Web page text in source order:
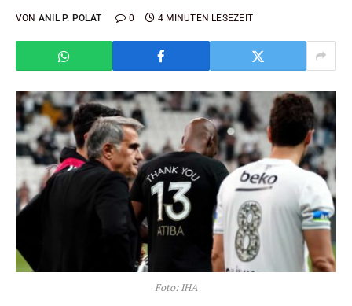
VON ANIL P. POLAT 0 4 MINUTEN LESEZEIT
Foto: IHA